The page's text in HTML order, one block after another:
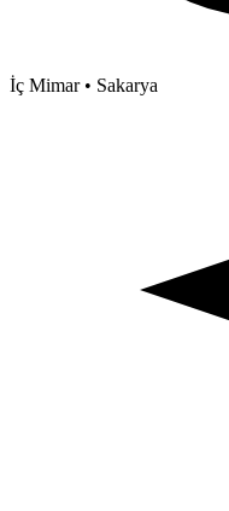
İç Mimar • Sakarya